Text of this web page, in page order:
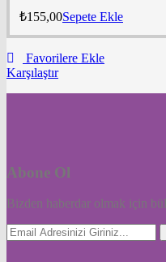
₺155,00Sepete Ekle
Favorilere Ekle
Karşılaştır
Abone Ol
Bizden haberdar olmak için